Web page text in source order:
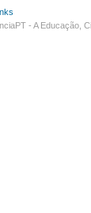
- A Educação,